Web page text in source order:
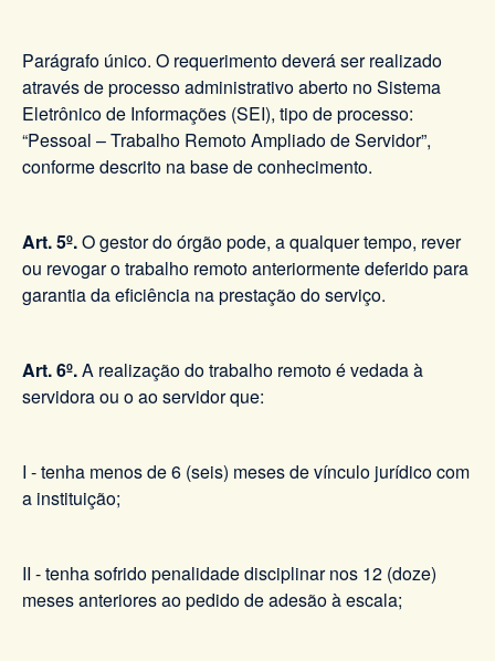
Parágrafo único. O requerimento deverá ser realizado
através de processo administrativo aberto no Sistema
Eletrônico de Informações (SEI), tipo de processo:
“Pessoal – Trabalho Remoto Ampliado de Servidor”,
conforme descrito na base de conhecimento.
Art. 5º.O gestor do órgão pode, a qualquer tempo, rever
ou revogar o trabalho remoto anteriormente deferido para
garantia da eficiência na prestação do serviço.
Art. 6º.A realização do trabalho remoto é vedada à
servidora ou o ao servidor que:
I - tenha menos de 6 (seis) meses de vínculo jurídico com
a instituição;
II - tenha sofrido penalidade disciplinar nos 12 (doze)
meses anteriores ao pedido de adesão à escala;